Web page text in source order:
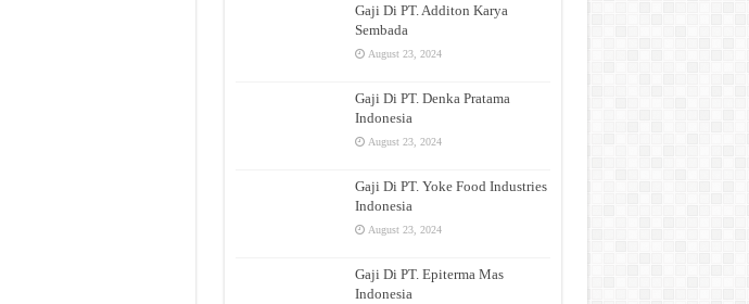
Gaji Di PT. Additon Karya
Sembada
August 23, 2024
Gaji Di PT. Denka Pratama
Indonesia
August 23, 2024
Gaji Di PT. Yoke Food Industries
Indonesia
August 23, 2024
Gaji Di PT. Epiterma Mas
Indonesia